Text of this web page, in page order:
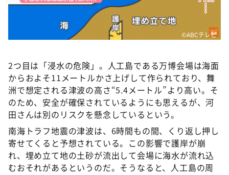
©ABCテレビ
2つ目は「浸水の危険」。人工島である万博会場は海面
からおよそ11メートルかさ上げして作られており、舞
洲で想定される津波の高さ“5.4メートル”より高い。そ
のため、安全が確保されているようにも思えるが、河
田さんは別のリスクを懸念しているという。
南海トラフ地震の津波は、6時間もの間、くり返し押し
寄せてくると予想されている。この影響で護岸が崩
れ、埋め立て地の土砂が流出して会場に海水が流れ込
むおそれがあるというのだ。そうなると、人工島の周